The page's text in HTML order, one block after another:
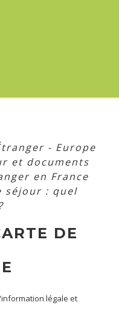
- Europe
et documents
en France
séjour : quel
DE
légale et